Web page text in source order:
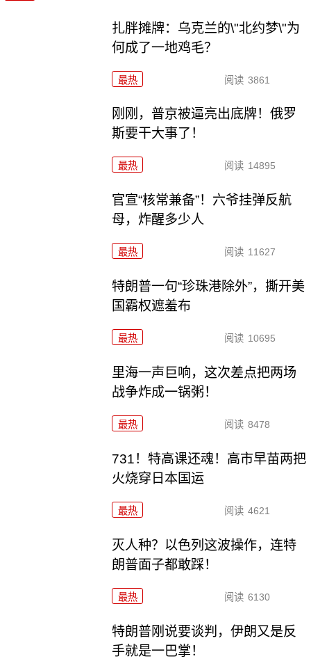
扎胖摊牌：乌克兰的\"北约梦\"为
何成了一地鸡毛？
最热 阅读 3861
刚刚，普京被逼亮出底牌！俄罗
斯要干大事了！
最热 阅读 14895
官宣“核常兼备”！六爷挂弹反航
母，炸醒多少人
最热 阅读 11627
特朗普一句“珍珠港除外”，撕开美
国霸权遮羞布
最热 阅读 10695
里海一声巨响，这次差点把两场
战争炸成一锅粥！
最热 阅读 8478
731！特高课还魂！高市早苗两把
火烧穿日本国运
最热 阅读 4621
灭人种？以色列这波操作，连特
朗普面子都敢踩！
最热 阅读 6130
特朗普刚说要谈判，伊朗又是反
手就是一巴掌！